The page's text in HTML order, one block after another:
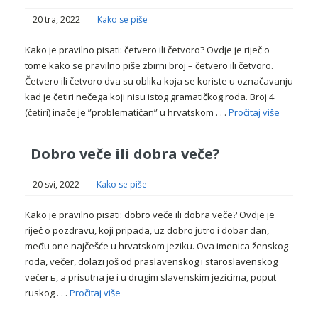
20 tra, 2022 Kako se piše
Kako je pravilno pisati: četvero ili četvoro? Ovdje je riječ o
tome kako se pravilno piše zbirni broj – četvero ili četvoro.
Četvero ili četvoro dva su oblika koja se koriste u označavanju
kad je četiri nečega koji nisu istog gramatičkog roda. Broj 4
(četiri) inače je ”problematičan” u hrvatskom . . . Pročitaj više
Dobro veče ili dobra veče?
20 svi, 2022 Kako se piše
Kako je pravilno pisati: dobro veče ili dobra veče? Ovdje je
riječ o pozdravu, koji pripada, uz dobro jutro i dobar dan,
među one najčešće u hrvatskom jeziku. Ova imenica ženskog
roda, večer, dolazi još od praslavenskog i staroslavenskog
večerъ, a prisutna je i u drugim slavenskim jezicima, poput
ruskog . . . Pročitaj više